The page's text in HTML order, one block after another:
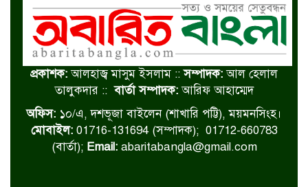
প্রকাশক:আলহাজ্ব মাসুম ইসলাম ::সম্পাদক:আল হেলাল
তালুকদার ::বার্তা সম্পাদক:আরিফ আহাম্মেদ
অফিস: ১০/এ, দশভূজা বাইলেন (শাখারি পট্টি), ময়মনসিংহ।
মোবাইল:01716-131694 (সম্পাদক); 01712-660783
(বার্তা); Email: abaritabangla@gmail.com